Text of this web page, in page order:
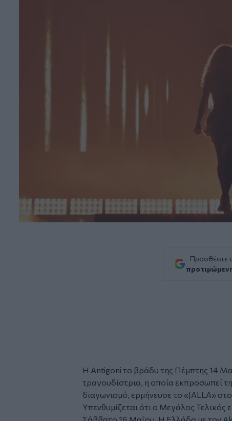
Προσθέστε
Η Antigoni το βράδυ της Πέμπτης 14
τραγουδίστρια, η οποία εκπροσωπεί
διαγωνισμό, ερμήνευσε το «JALLA»
Υπενθυμίζεται ότι ο Μεγάλος Τελικός